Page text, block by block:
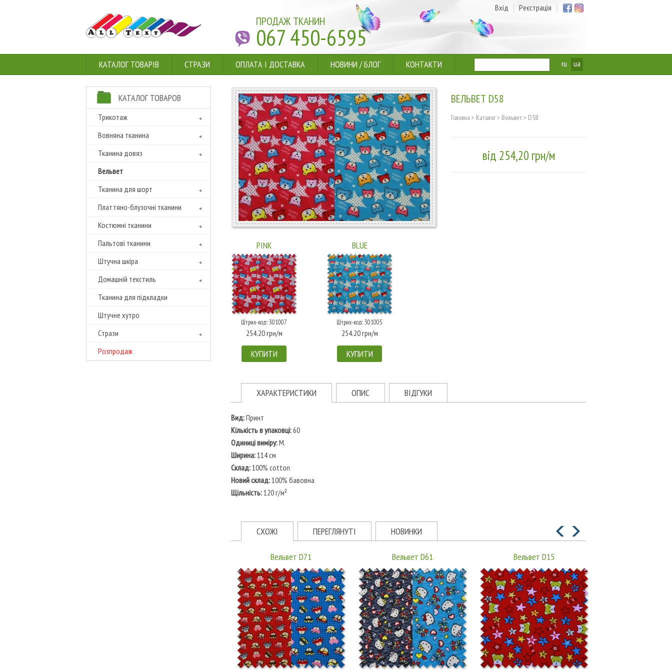
ПРОДАЖ ТКАНИН
067 450-6595
Вхід Реєстрація
КАТАЛОГ ТОВАРІВ СТРАЗИ ОПЛАТА І ДОСТАВКА НОВИНИ /БЛОГ КОНТАКТИ ru ua
КАТАЛОГ ТОВАРОВ
Трикотаж
Вовняна тканина
Тканина довяз
Вельвет
Тканина для шорт
Платтяно-блузочні тканини
Костюмні тканини
Пальтові тканини
Штучна шкіра
Домашній текстиль
Тканина для підкладки
Штучне хутро
Cтрази
Розпродаж
ВЕЛЬВЕТ D58
Головна > Каталог> Вельвет> D58
від 254,20 грн/м
PINK
Штрих-код: 301007
254.20 грн/м
КУПИТИ
BLUE
Штрих-код: 301005
254.20 грн/м
КУПИТИ
ХАРАКТЕРИСТИКИ ОПИС ВІДГУКИ
Вид:Принт
Кількість в упаковці:60
Одиниці виміру:М.
Ширина:114 см
Склад:100% cotton
Новий склад:100% бавовна
Щільність:120 г/м²
СХОЖІ ПЕРЕГЛЯНУТІ НОВИНКИ
Вельвет D71 Вельвет D61 Вельвет D15